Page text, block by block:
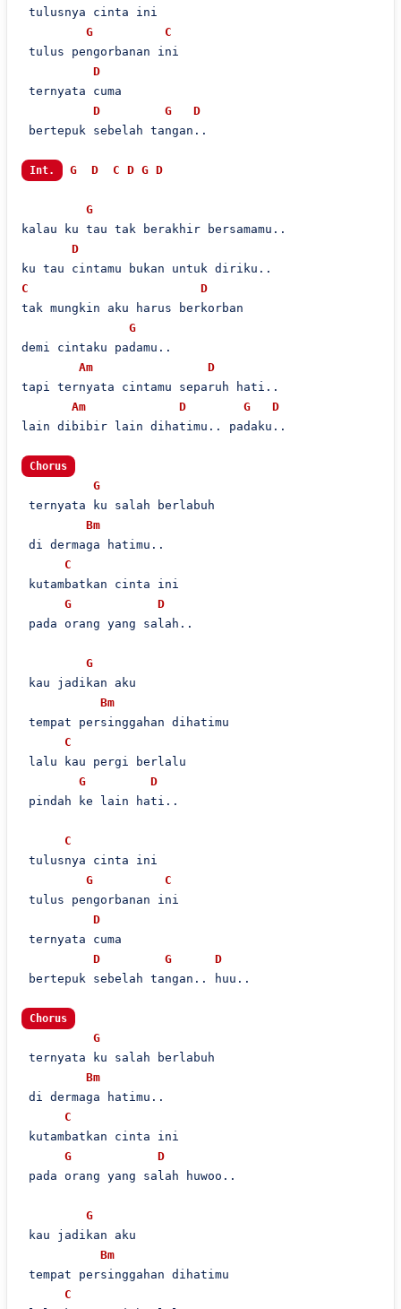
tulusnya cinta ini
G
C
tulus pengorbanan ini
D
ternyata cuma
D
G
D
bertepuk sebelah tangan..
Int. G D C D G D
G
kalau ku tau tak berakhir bersamamu..
D
C
D
tak mungkin aku harus berkorban
G
demi cintaku padamu..
Am
D
tapi ternyata cintamu separuh hati..
Am
D G
D
lain dibibir lain dihatimu.. padaku..
Chorus
G
ternyata ku salah berlabuh
Bm
di dermaga hatimu..
C
kutambatkan cinta ini
G
D
pada orang yang salah..
G
kau jadikan aku
Bm
tempat persinggahan dihatimu
C
lalu kau pergi berlalu
G
D
pindah ke lain hati..
C
tulusnya cinta ini
G
C
tulus pengorbanan ini
D
ternyata cuma
D
G
D
bertepuk sebelah tangan.. huu..
Chorus
G
ternyata ku salah berlabuh
Bm
di dermaga hatimu..
C
kutambatkan cinta ini
G
D
pada orang yang salah huwoo..
G
kau jadikan aku
Bm
tempat persinggahan dihatimu
C